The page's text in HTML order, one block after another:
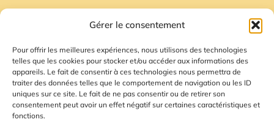
Gérer le consentement
Pour offrir les meilleures expériences, nous utilisons des technologies
telles que les cookies pour stocker et/ou accéder aux informations des
appareils. Le fait de consentir à ces technologies nous permettra de
traiter des données telles que le comportement de navigation ou les ID
uniques sur ce site. Le fait de ne pas consentir ou de retirer son
consentement peut avoir un effet négatif sur certaines caractéristiques et
fonctions.
Mentions Légales
Plan du site
Gestion des Cookies